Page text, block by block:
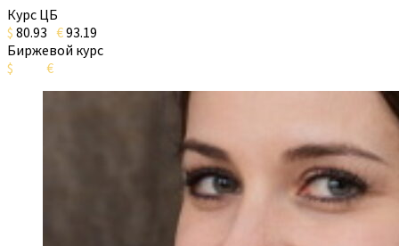
Курс ЦБ
$ 80.93 €93.19
Биржевой курс
$
€